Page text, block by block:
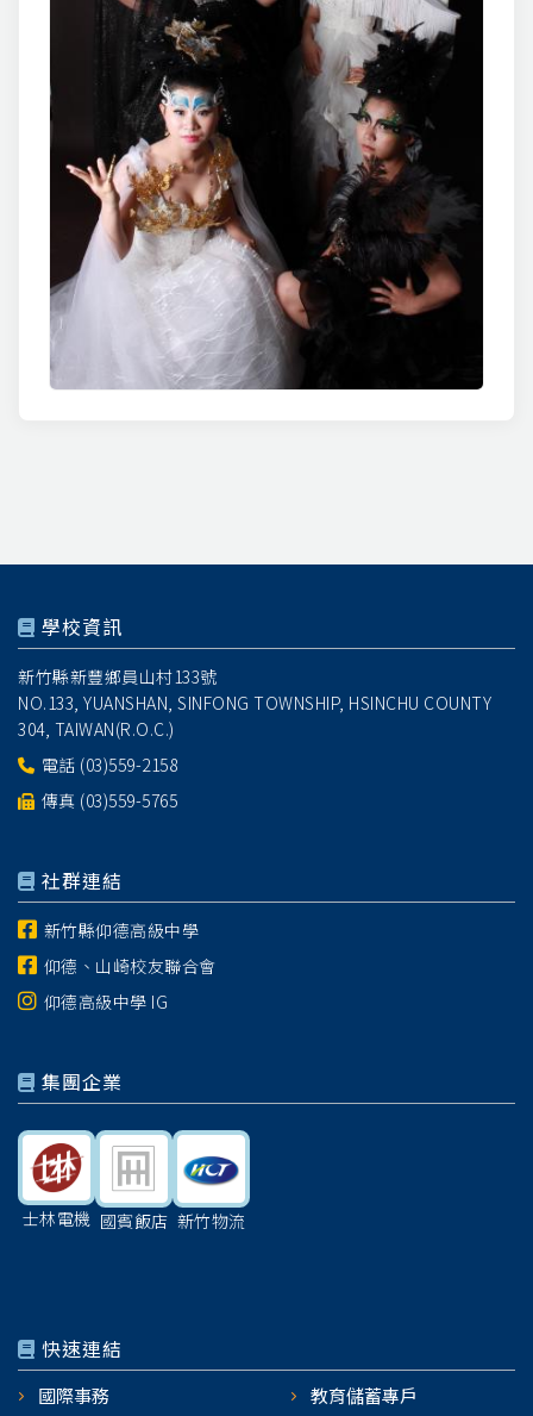
學校資訊
新竹縣新豐鄉員山村133號
NO.133, YUANSHAN, SINFONG TOWNSHIP, HSINCHU COUNTY
304, TAIWAN(R.O.C.)
電話 (03)559-2158
傳真 (03)559-5765
社群連結
新竹縣仰德高級中學
仰德、山崎校友聯合會
仰德高級中學 IG
集團企業
士林電機 國賓飯店 新竹物流
快速連結
國際事務 教育儲蓄專戶